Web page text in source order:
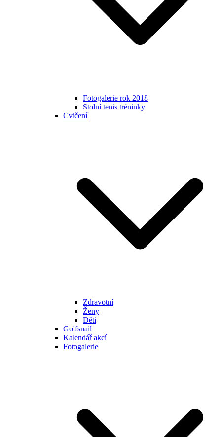
Fotogalerie rok 2018
Stolní tenis tréninky
Cvičení
Zdravotní
Ženy
Děti
Golfsnail
Kalendář akcí
Fotogalerie